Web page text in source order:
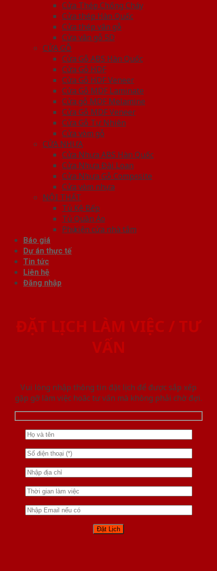
Cửa Thép Chống Cháy
Cửa thép Hàn Quốc
Cửa thép vân gỗ
Cửa vân gỗ 5D
CỬA GỖ
Cửa Gỗ ABS Hàn Quốc
Cửa Gỗ HDF
Cửa Gỗ HDF Veneer
Cửa Gỗ MDF Laminate
Cửa gỗ MDF Melamine
Cửa Gỗ MDF Veneer
Cửa Gỗ Tự Nhiên
Cửa vòm gỗ
CỬA NHỰA
Cửa Nhựa ABS Hàn Quốc
Cửa Nhựa Đài Loan
Cửa Nhựa Gỗ Composite
Cửa vòm nhựa
NỘI THẤT
Tủ Kệ Bếp
Tủ Quần Áo
Phụ kiện cửa nhà tắm
Báo giá
Dự án thực tế
Tin tức
Liên hệ
Đăng nhập
ĐẶT LỊCH LÀM VIỆC / TƯ
VẤN
Vui lòng nhập thông tin đặt lịch để được sắp xếp
gặp gỡ làm việc hoăc tư vấn mà không phải chờ đợi.